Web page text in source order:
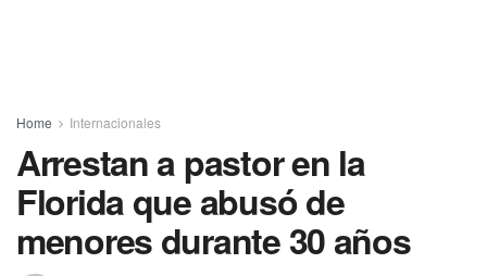
Home Internacionales
Arrestan a pastor en la
Florida que abusó de
menores durante 30 años